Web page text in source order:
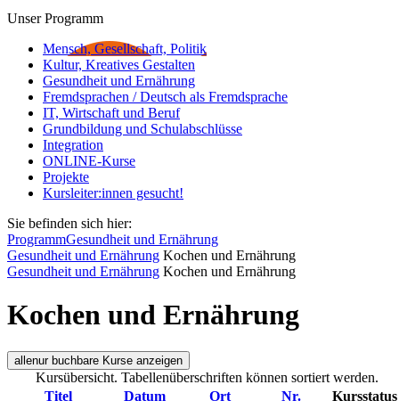
Unser Programm
Mensch, Gesellschaft, Politik
Kultur, Kreatives Gestalten
Gesundheit und Ernährung
Fremdsprachen / Deutsch als Fremdsprache
IT, Wirtschaft und Beruf
Grundbildung und Schulabschlüsse
Integration
ONLINE-Kurse
Projekte
Kursleiter:innen gesucht!
Sie befinden sich hier:
ProgrammGesundheit und Ernährung
Gesundheit und Ernährung Kochen und Ernährung
Gesundheit und Ernährung Kochen und Ernährung
Kochen und Ernährung
allenur buchbare Kurse anzeigen
Kursübersicht. Tabellenüberschriften können sortiert werden.
Titel
Datum Ort Nr.
Kursstatus